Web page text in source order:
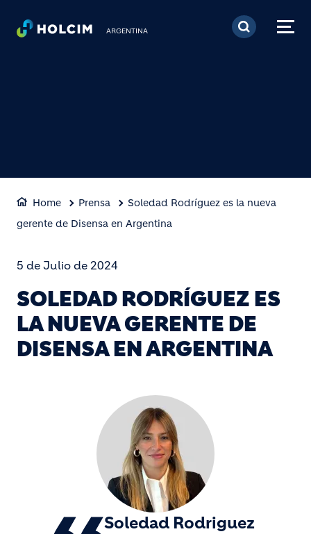
Pasar al contenido
ARGENTINA
Home Prensa
Soledad Rodríguez es la nueva
gerente de Disensa en Argentina
5 de Julio de 2024
SOLEDAD RODRÍGUEZ ES
LA NUEVA GERENTE DE
DISENSA EN ARGENTINA
Soledad Rodriguez